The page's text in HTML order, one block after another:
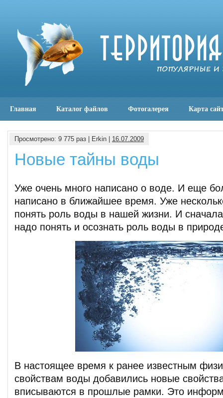
Главная Каталог файлов Фотогалерея Карта
Просмотрено: 9 775 раз | Erkin | 16.07.2009
Новые тайны воды
Уже очень много написано о воде. И еще
написано в ближайшее время. Уже
понять роль воды в нашей жизни. И
надо понять и осознать роль воды в
В настоящее время к ранее известным
свойствам воды добавились новые
вписываются в прошлые рамки. Это